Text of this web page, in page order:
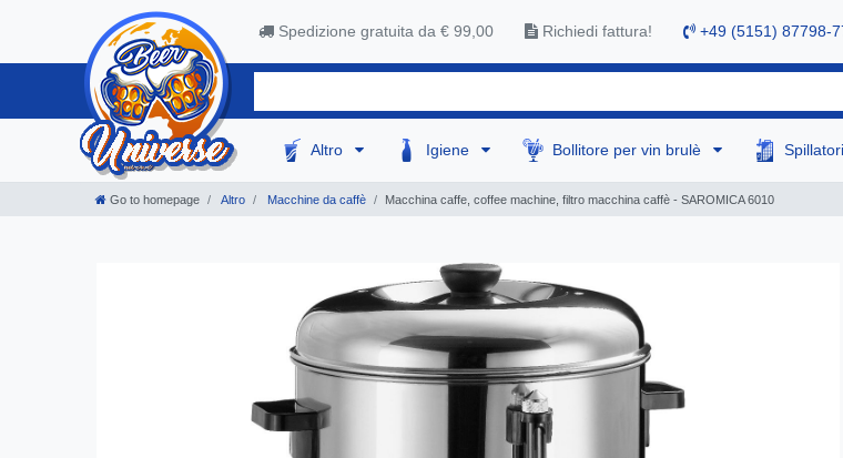
Spedizione gratuita da € 99,00 Richiedi fattura! +49 (5151) 87798-
Altro Igiene Bollitore per vin brulè
Go to homepage Altro Macchine da caffè Macchina caffe, coffee machine, filtro macchina caffè - SAROMICA 6010